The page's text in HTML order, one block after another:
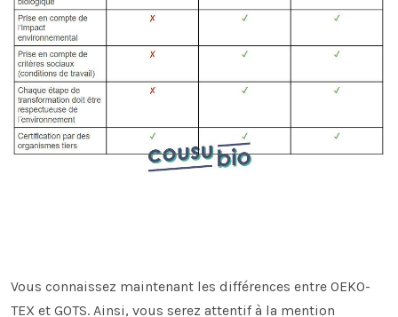
Vous connaissez maintenant les différences entre OEKO-
TEX et GOTS. Ainsi, vous serez attentif à la mention